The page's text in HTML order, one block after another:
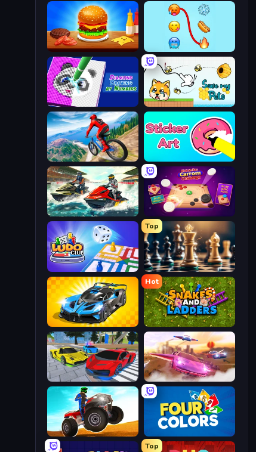
Emoji Puzzle!
Burger Cafe
Save My Pets
Diamond Drawing by Numbers
Sticker Art
Riders Downhill Racing
Jetski Race
Top
Chess Free
Ludo Club
Hot
Snakes and Ladders
GT Cars Mega Ramps
Ultimate Flying Car
Real Cars Extreme Racing
Four Colors
ATV Ultimate Offroad
Top